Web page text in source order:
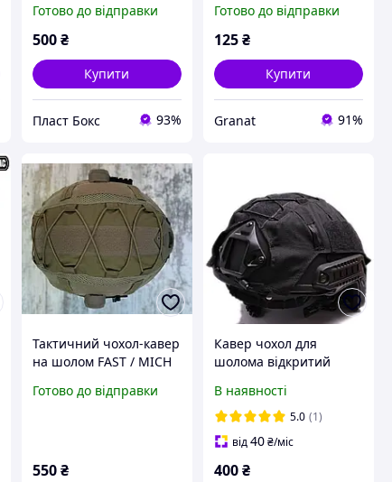
захисний чохол
мальтикам Кавер на
Готово до відправки
500 ₴
Купити
Пласт Бокс 93%
Готово до відправки
125₴
Купити
Granat 91%
Тактичний чохол-кавер
на шолом FAST / MICH
Готово до відправки
550 ₴
Кавер чохол для
шолома відкритий
маскуючий тактичний
армійський у різних
кольорах Чорний
В наявності
5.0 (1)
від40₴/міс
400₴